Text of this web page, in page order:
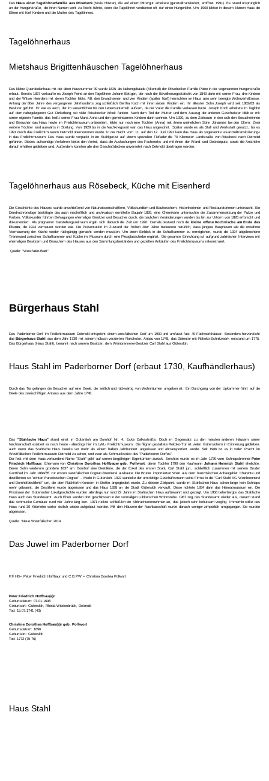
Das Haus einer Tagelöhnerfamilie aus Rösebeck(Kreis Höxter), die auf einem Rittergut arbeitete (ganzteiltransloziert, eröffnet 1991). Es stand ursprünglich
an der Hungerstraße, die ihren Namen wohl zu Recht führte, denn die Tagelöhner verdienten oft nur einen Hungerlohn. Um 1900 lebten in diesem kleinen Haus die
Eltern mit fünf Kindern und die Mutter des Tagelöhners.
Tagelöhnerhaus
Mietshaus Brigittenhäuschen Tagelöhnerhaus
Das kleine Querdeelenhaus mit der alten Hausnummer 39 wurde 1826 als Nebengebäude (Altenteil) der Rösebecker Familie Peine in der sogenannten Hungerstraße
erbaut. Bereits 1837 verkaufte es Joseph Peine an den Tagelöhner Johann Bettgen, der nach der Bevölkerungsstatistik von 1843 darin mit seiner Frau, drei Kindern
und der Witwe Heerders mit deren Tochter lebte. Mit drei Erwachsenen und vier Kindern (später fünf) herrschten im Haus also sehr beengte Wohnverhältnisse.
Anfang der 80er Jahre des vergangenen Jahrhunderts zog schließlich Bertha Koch mit ihren sieben Kindern ein. Ihr ältester Sohn Joseph wird seit 1882/83 als
Besitzer geführt. Er war es auch, der im wesentlichen für den Lebensunterhalt aufkam, da der Vater die Familie verlassen hatte. Joseph Koch arbeitete im Taglohn
auf dem nahegelegenen Gut Dinkelburg, wo viele Rösebecker Arbeit fanden. Nach dem Tod der Mutter und dem Auszug der anderen Geschwister blieb er mit
seiner eigenen Familie, das heißt seiner Frau Maria Anna und den gemeinsamen Kindern darin wohnen. Um 1920, zu dem Zeitraum in den sich den Besucherinnen
und Besucher das Haus heute im Freilichtmuseum präsentiert, lebte nur noch eine Tochter (Anna) mit ihrem unehelichen Sohn Johannes bei den Eltern. Zwei
weitere Töchter sind auswärts in Stellung. Von 1929 bis in die Nachkriegszeit war das Haus ungewohnt. Später wurde es als Stall und Werkstatt genutzt, bis es
1991 durch das Freilichtmuseum Detmold übernommen wurde. In der Nacht vom 11. auf den 12. Juni 1991 kam das Haus als sogenannte »Ganzteiltranslozierung«
in das Freilichtmuseum. Das Haus wurde verpackt in ein Stahlgerüst auf einem speziellen Tieflader die 70 Kilometer Landstraße von Rösebeck nach Detmold
gefahren. Dieses aufwendige Verfahren bietet den Vorteil, dass die Ausfachungen des Fachwerks und mit ihnen der Wand- und Deckenputz, sowie die Anstriche
darauf erhalten geblieben sind. Außerdem konnten alle drei Geschoßdecken unversehrt nach Detmold übertragen werden.
Tagelöhnerhaus aus Rösebeck, Küche mit Eisenherd
Die Geschichte des Hauses wurde anschließend von Naturwissenschaftlern, Volkskundlern und Bauforschern, Historikerinnen und Restauratorinnen untersucht. Ein
Dendrochronologe bestätigte das auch inschriftlich und archivalisch ermittelte Baujahr 1826, eine Chemikerin untersuchte die Zusammensetzung der Putze und
Farben, Volkskundler führten Befragungen ehemaliger Besitzer und Besucher durch, die baulichen Veränderungen wurden bis hin zur Urform von 1826 erforscht und
dokumentiert. Als prägnanter Darstellungszeitraum ergab sich dadurch die Zeit um 1920. Damals bestand noch die kleine offene Kochnische am Ende des
Flures , die 1924 vermauert worden war. Die Präsentation im Zustand der frühen 20er Jahre bedeutete natürlich, dass jüngere Bauphasen wie die erwähnte
Vermauerung der Küche wieder rückgängig gemacht werden mussten. Um einen Einblick in die Schlafkammer zu ermöglichen, wurde die 1924 abgebrochene
Trennwand zwischen Schlafkammer und Küche im Museum durch eine Plexiglasscheibe ergänzt. Die gesamte Einrichtung ist aufgrund zahlreicher Interviews mit
ehemaligen Besitzern und Besuchern des Hauses aus den Sammlungsbeständen und gezielten Ankäufen des Freilichtmuseums rekonstruiert.
Quelle: "Westfalen-Blatt"
Bürgerhaus Stahl
Das Paderborner Dorf im Freilichtmuseum Detmold entspricht einem westfälischen Dorf um 1900 und umfasst fast 40 Fachwerkhäuser. Besonders hervorsticht
das Bürgerhaus Stahl aus dem Jahr 1730 mit seinem hübsch verzierten Rokokotor. Anbau von 1748, das Dielentor mit Rokoko-Schnitzwerk entstand um 1775.
Das Bürgerhaus (Haus Stahl), benannt nach seinem Besitzer, dem Weinbrennerei-Besitzer Carl Stahl aus Gütersloh.
Haus Stahl im Paderborner Dorf (erbaut 1730, Kaufhändlerhaus)
Durch das Tor gelangen die Besucher auf eine Deele, die seitlich und rückwärtig von Wohnräumen umgeben ist. Ein Durchgang von der Upkammer führt auf die
Deele des zweischiffigen Anbaus aus dem Jahre 1748.
Das "Stahlsche Haus"stand einst in Gütersloh am Domhof Nr. 4, Ecke Dalkestraße. Doch im Gegensatz zu den meisten anderen Häusern seiner
Nachbarschaft existiert es noch heute - allerdings hier im LWL- Freilichtmuseum. Die filigran gestaltete Rokoko-Tür ist vielen Güterslohern in Erinnerung geblieben,
auch wenn das Stahlsche Haus bereits vor mehr als einem halben Jahrhundert abgerissen und abtransportiert wurde. Seit 1986 ist es in voller Pracht im
Westfälischen Freilichtmuseum Detmold zu sehen, und zwar als Schmuckstück des "Paderborner Dorfes".
Der fest mit dem Haus verbundene Name "Stahl" geht auf seinen langjährigen Eigentümern zurück. Errichtet wurde es im Jahr 1730 vom Schnapsbrenner Peter
Friedrich Hoffbaur, Ehemann vonChristine Dorothea Hoffbauer geb. Pollwort , deren Tochter 1790 den Kaufmann Johann Heinrich Stahl ehelichte.
Deren Sohn wiederum gründete 1837 am Domhof eine Destillerie, die der Enkel des ersten Stahl, Carl Stahl jun., schließlich zusammen mit seinem Bruder
Gottfried im Jahr 1884/85 zur ersten westfälischen Cognac-Brennerei ausbaute. Die Brüder importierten Wein aus dem französischen Anbaugebiet Charente und
destillierten so "echten französischen Cognac" - Made in Gütersloh. 1922 wandelte der umtriebige Geschäftsmann seine Firma in die "Carl Stahl AG Weinbrennerei
und Domhofdestillerie" um, die dem Rückforth-Konzern in Stettin angegliedert wurde. Zu diesem Zeitpunkt wurde im Stahlschen Haus schon lange kein Schnaps
mehr gebrannt, die Destillerie wurde abgerissen und das Haus 1928 an die Stadt Gütersloh verkauft. Diese richtete 1934 darin das Heimatmuseum ein. Die
Preziosen der Gütersloher Lokalgeschichte wurden allerdings nur rund 22 Jahre im Stahlschen Haus aufbewahrt und gezeigt. Um 1956 beherbergte das Stahlsche
Haus auch das Standesamt. Auch Ehen wurden dort geschlossen in der vormaligen Lübkerschen Wohnstube. 1967 zog das Standesamt wieder aus, danach stand
das schmucke Gemäuer rund vier Jahre lang leer. 1971 rückte schließlich ein Abbruchunternehmen an, das jedoch sehr behutsam vorging. Immerhin sollte das
Haus rund 30 Kilometer weiter östlich wieder aufgebaut werden. Mit den Häusern der Nachbarschaft wurde danach weniger zimperlich umgegangen. Sie wurden
abgerissen.
Quelle: "Neue Westfälische" 2014
Das Juwel im Paderborner Dorf
P.F.HB= Peter Friedrich Hoffbaur und C.D.PW = Christina Dorotea Pollwort
Peter Friedrich Hoffbau(e)r
Geburtsdatum: 07.01.1698
Geburtsort: Gütersloh, Rheda-Wiedenbrück, Detmold
Tod: 15.07.1741 (43)
Christine Dorothea Hoffbau(e)r geb. Pollwort
Geburtsdatum: 1696
Geburtsort: Gütersloh
Tod: 1772 (75-76)
Haus Stahl